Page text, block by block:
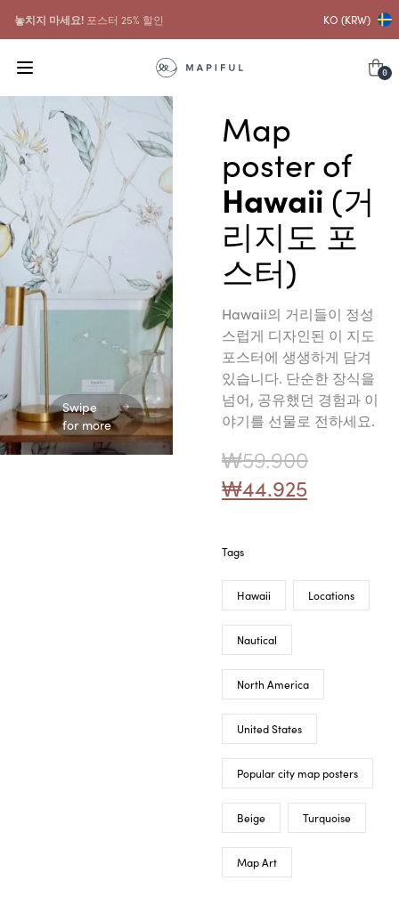
놓치지 마세요! 포스터 25% 할인 KO (KRW)
0
Swipe
for more
Map
poster of
Hawaii (거
리지도 포
스터)
Hawaii의 거리들이 정성
스럽게 디자인된 이 지도
포스터에 생생하게 담겨
있습니다. 단순한 장식을
넘어, 공유했던 경험과 이
야기를 선물로 전하세요.
₩59.900
₩44.925
Tags
Hawaii Locations
Nautical
North America
United States
Popular city map posters
Beige Turquoise
Map Art